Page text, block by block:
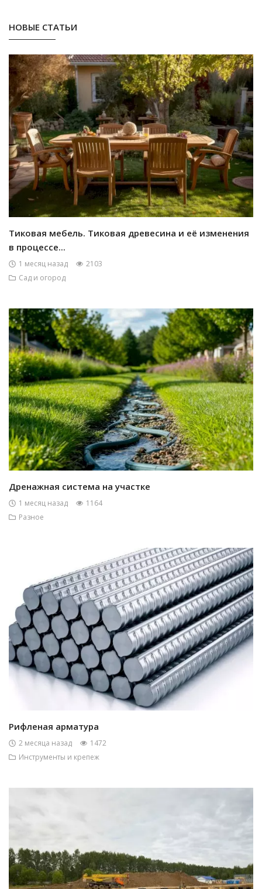
НОВЫЕ СТАТЬИ
Тиковая мебель. Тиковая древесина и её изменения
в процессе...
1 месяц назад
2103
Сад и огород
Дренажная система на участке
1 месяц назад
1164
Разное
Рифленая арматура
2 месяца назад
1472
Инструменты и крепеж